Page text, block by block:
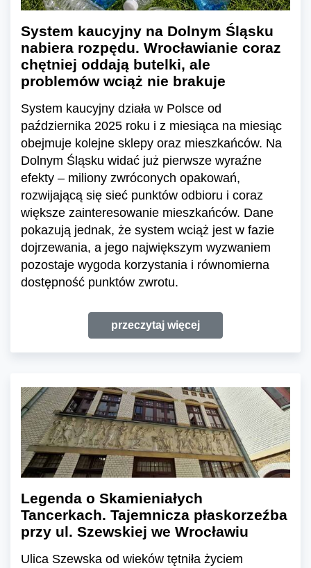
System kaucyjny na Dolnym Śląsku
nabiera rozpędu. Wrocławianie coraz
chętniej oddają butelki, ale
problemów wciąż nie brakuje
System kaucyjny działa w Polsce od
października 2025 roku i z miesiąca na miesiąc
obejmuje kolejne sklepy oraz mieszkańców. Na
Dolnym Śląsku widać już pierwsze wyraźne
efekty – miliony zwróconych opakowań,
rozwijającą się sieć punktów odbioru i coraz
większe zainteresowanie mieszkańców. Dane
pokazują jednak, że system wciąż jest w fazie
dojrzewania, a jego największym wyzwaniem
pozostaje wygoda korzystania i równomierna
dostępność punktów zwrotu.
przeczytaj więcej
Legenda o Skamieniałych
Tancerkach. Tajemnicza płaskorzeźba
przy ul. Szewskiej we Wrocławiu
Ulica Szewska od wieków tętniła życiem